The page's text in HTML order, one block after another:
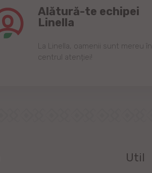
Alătură-te echipei
Linella
Lа Linellа, oаmenii sunt mereu în
centrul аtenției!
Util